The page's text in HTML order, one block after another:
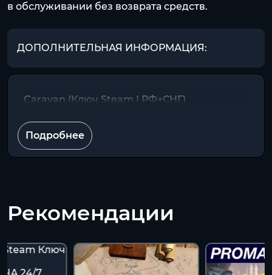
в обслуживании без возврата средств.
ДОПОЛНИТЕЛЬНАЯ ИНФОРМАЦИЯ:
Caravan (Ключ Steam | РФ+СНГ)
Подробнее
Рекомендации